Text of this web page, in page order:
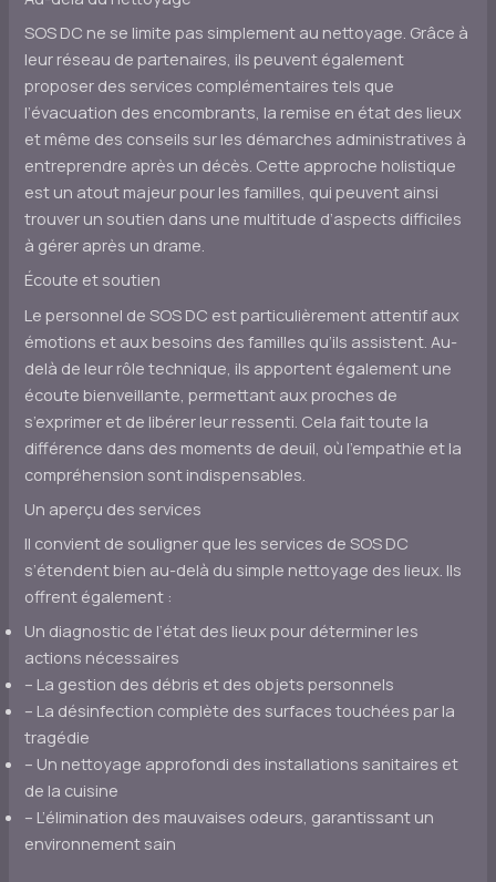
SOS DC ne se limite pas simplement au nettoyage. Grâce à
leur réseau de partenaires, ils peuvent également
proposer des services complémentaires tels que
l’évacuation des encombrants, la remise en état des lieux
et même des conseils sur les démarches administratives à
entreprendre après un décès. Cette approche holistique
est un atout majeur pour les familles, qui peuvent ainsi
trouver un soutien dans une multitude d’aspects difficiles
à gérer après un drame.
Écoute et soutien
Le personnel de SOS DC est particulièrement attentif aux
émotions et aux besoins des familles qu’ils assistent. Au-
delà de leur rôle technique, ils apportent également une
écoute bienveillante, permettant aux proches de
s’exprimer et de libérer leur ressenti. Cela fait toute la
différence dans des moments de deuil, où l’empathie et la
compréhension sont indispensables.
Un aperçu des services
Il convient de souligner que les services de SOS DC
s’étendent bien au-delà du simple nettoyage des lieux. Ils
offrent également :
Un diagnostic de l’état des lieux pour déterminer les
actions nécessaires
– La gestion des débris et des objets personnels
– La désinfection complète des surfaces touchées par la
tragédie
– Un nettoyage approfondi des installations sanitaires et
de la cuisine
– L’élimination des mauvaises odeurs, garantissant un
environnement sain